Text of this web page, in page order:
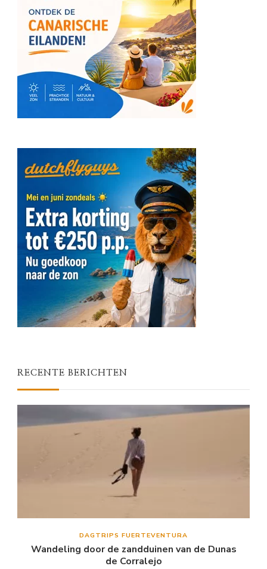
RECENTE BERICHTEN
DAGTRIPS FUERTEVENTURA
Wandeling door de zandduinen van de Dunas
de Corralejo